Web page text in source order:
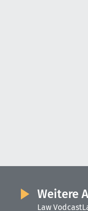
Weitere
Law Vodcast